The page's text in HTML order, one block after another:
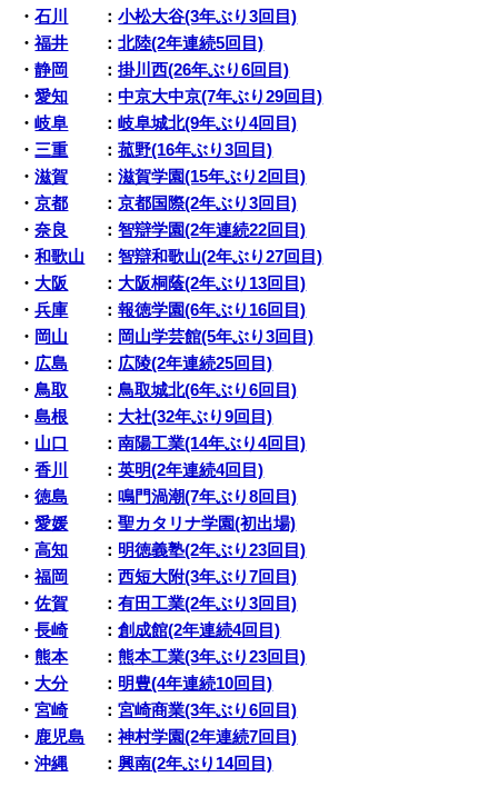
・石川 ：小松大谷(3年ぶり3回目)
・福井 ：北陸(2年連続5回目)
・静岡 ：掛川西(26年ぶり6回目)
・愛知 ：中京大中京(7年ぶり29回目)
・岐阜 ：岐阜城北(9年ぶり4回目)
・ 三重 ：菰野(16年ぶり3回目)
・滋賀 ：滋賀学園(15年ぶり2回目)
・京都 ：京都国際(2年ぶり3回目)
・奈良 ：智辯学園(2年連続22回目)
・和歌山 ：智辯和歌山(2年ぶり27回目)
・ 大阪 ： 大阪桐蔭(2年ぶり13回目)
・兵庫 ：報徳学園(6年ぶり16回目)
・ 岡山 ： 岡山学芸館(5年ぶり3回目)
・ 広島 ： 広陵(2年連続25回目)
・鳥取 ：鳥取城北(6年ぶり6回目)
・島根 ： 大社(32年ぶり9回目)
・ 山口 ：南陽工業(14年ぶり4回目)
・香川 ：英明(2年連続4回目)
・徳島 ： 鳴門渦潮(7年ぶり8回目)
・愛媛 ：聖カタリナ学園(初出場)
・高知 ： 明徳義塾(2年ぶり23回目)
・福岡 ：西短大附(3年ぶり7回目)
・佐賀 ：有田工業(2年ぶり3回目)
・長崎：創成館(2年連続4回目)
・熊本：熊本工業(3年ぶり23回目)
・ 大分 ： 明豊(4年連続10回目)
・宮崎：宮崎商業(3年ぶり6回目)
・ 鹿児島 ：神村学園(2年連続7回目)
・沖縄 ：興南(2年ぶり14回目)